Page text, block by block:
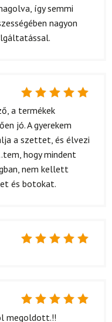
így semmi
nagyon
Értékelés:
a termékek
jó. A gyerekem
a szettet, és élvezi
hogy mindent
nem kellett
és botokat.
Értékelés:
megoldott.!!